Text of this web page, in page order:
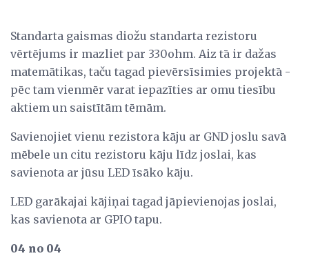
Standarta gaismas diožu standarta rezistoru
vērtējums ir mazliet par 330ohm. Aiz tā ir dažas
matemātikas, taču tagad pievērsīsimies projektā -
pēc tam vienmēr varat iepazīties ar omu tiesību
aktiem un saistītām tēmām.
Savienojiet vienu rezistora kāju ar GND joslu savā
mēbele un citu rezistoru kāju līdz joslai, kas
savienota ar jūsu LED īsāko kāju.
LED garākajai kājiņai tagad jāpievienojas joslai,
kas savienota ar GPIO tapu.
04 no 04